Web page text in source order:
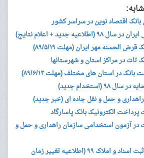
جدید + اعلام نتایج)
الحسنه مهر ایران (مهلت ۸۹/۵/۱۹)
تات در مراکز استان و شهرستانها
در استان های مختلف (مهلت ۸۹/۶/۱۴)
(استخدام جدید)
و حمل و نقل جاده ای (خبر جدید)
الکترونیک بانک پاسارگاد
آزمون استخدامی سازمان راهداری و حمل و
استخدام سازمان ثبت اسناد و املاک ۹۹ (اطلاعیه تغییر زمان